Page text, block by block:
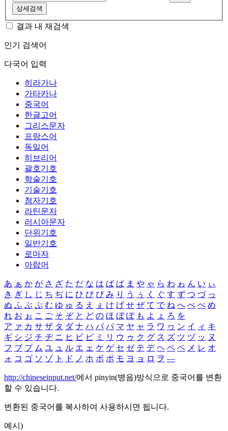
상세검색
결과 내 재검색
인기 검색어
다국어 입력
히라가나
가타카나
중국어
한글고어
그리스문자
프랑스어
독일어
히브리어
괄호기호
학술기호
기술기호
첨자기호
라틴문자
러시아문자
단위기호
일반기호
로마자
아랍어
あ ぁ か が さ ざ た だ な は ば ぱ ま や ゃ ら わ ゎ ん い ぃ
き ぎ し じ ち ぢ に ひ び ぴ み り う ぅ く ぐ す ず つ づ っ
ぬ ふ ぶ ぷ む ゆ ゅ る え ぇ け げ せ ぜ て で ね へ べ ぺ め
れ お ぉ こ ご そ ぞ と ど の ほ ぼ ぽ も よ ょ ろ を
ア ァ カ サ ザ タ ダ ナ ハ バ パ マ ヤ ャ ラ ワ ヮ ン イ ィ キ
ギ シ ジ チ ヂ ニ ヒ ビ ピ ミ リ ウ ゥ ク グ ス ズ ツ ヅ ッ ヌ
フ ブ プ ム ユ ュ ル エ ェ ケ ゲ セ ゼ テ デ ヘ ベ ペ メ レ オ
ォ コ ゴ ソ ゾ ト ド ノ ホ ボ ポ モ ヨ ョ ロ ヲ ―
http://chineseinput.net/에서 pinyin(병음)방식으로 중국어를 변환
할 수 있습니다.
변환된 중국어를 복사하여 사용하시면 됩니다.
예시)